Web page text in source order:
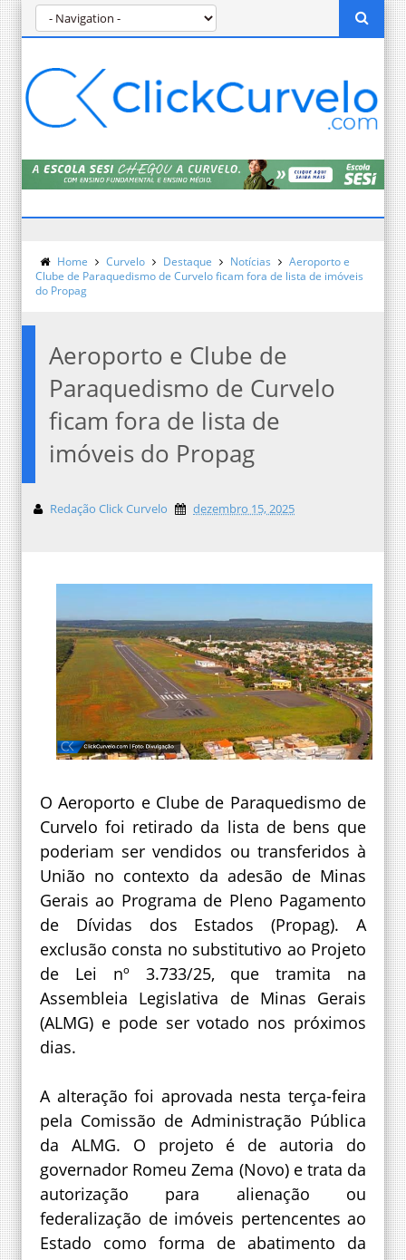
Home Curvelo Destaque Notícias
Aeroporto e
Clube de Paraquedismo de Curvelo ficam fora de lista de imóveis
do Propag
Aeroporto e Clube de
Paraquedismo de Curvelo
ficam fora de lista de
imóveis do Propag
Redação Click Curvelo dezembro 15, 2025
O Aeroporto e Clube de Paraquedismo de
Curvelo foi retirado da lista de bens que
poderiam ser vendidos ou transferidos à
União no contexto da adesão de Minas
Gerais ao Programa de Pleno Pagamento
de Dívidas dos Estados (Propag). A
exclusão consta no substitutivo ao Projeto
de Lei nº 3.733/25, que tramita na
Assembleia Legislativa de Minas Gerais
(ALMG) e pode ser votado nos próximos
dias.
A alteração foi aprovada nesta terça-feira
pela Comissão de Administração Pública
da ALMG. O projeto é de autoria do
governador Romeu Zema (Novo) e trata da
autorização para alienação ou
federalização de imóveis pertencentes ao
Estado como forma de abatimento da